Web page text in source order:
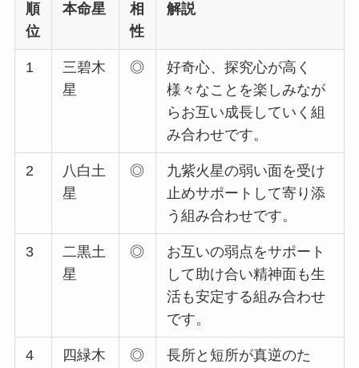
順
位
本命星
相
性
解説
1
三碧木
星
◎
好奇心、探究心が高く
様々なことを楽しみなが
らお互い成長していく組
み合わせです。
2
八白土
星
◎
九紫火星の弱い面を受け
止めサポートして寄り添
う組み合わせです。
3
二黒土
星
◎
お互いの弱点をサポート
して助け合い精神面も生
活も安定する組み合わせ
です。
4
四緑木
◎
長所と短所が真逆のた